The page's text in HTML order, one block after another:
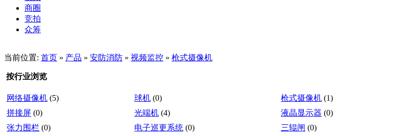
商圈
竞拍
众筹
当前位置: 首页 » 产品 » 安防消防 » 视频监控 » 枪式摄像机
按行业浏览
网络摄像机 (5) 球机 (0) 枪式摄像机 (1)
拼接屏 (0) 光端机 (4) 液晶显示器 (0)
张力围栏 (0) 电子巡更系统 (0) 三辊闸 (0)